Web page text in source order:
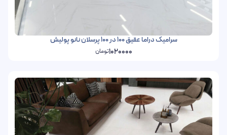
سرامیک دراما عقیق 100 در 100 پرسلان نانو پولیش
1020000تومان